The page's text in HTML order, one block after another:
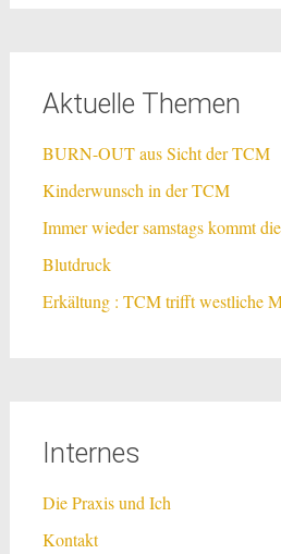
Aktuelle Themen
BURN-OUT aus Sicht der TCM
Kinderwunsch in der TCM
Immer wieder samstags kommt
Blutdruck
Erkältung : TCM trifft westliche
Internes
Die Praxis und Ich
Kontakt